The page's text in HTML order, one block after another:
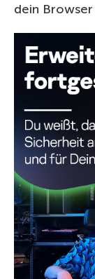
dein